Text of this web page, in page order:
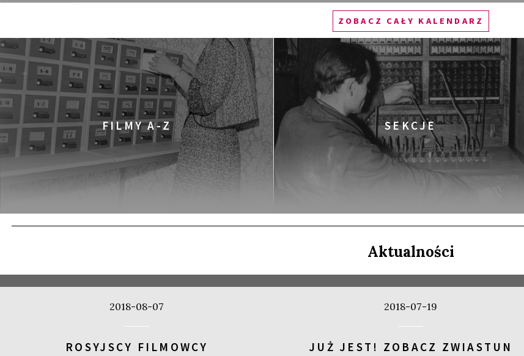
12:00 Kinoteka, sala 3
FILMY PRADAWNY LAS SPOTKANIE PO FILMIE
12:00 Pałac Kultury i Nauki, Sala Gagarina
KINO VR KINO VR (VIRTUAL REALITY)
12:00 Bar Studio
WARSZTATY
MARATON WPISYWANIA DO WIKIPEDII HASEŁ O OBROŃCZYNIACH
PRAW
12:15 Kinoteka, sala 2
CZASÓWKA. PRÓBA CHARAKTERU
12:30 Luna, sala A
ZOBACZ CAŁY KALENDARZ
FILMY A-Z SEKCJE
Aktualności
2018-08-07
ROSYJSCY FILMOWCY
2018-07-19
JUŻ JEST! ZOBACZ ZWIASTUN